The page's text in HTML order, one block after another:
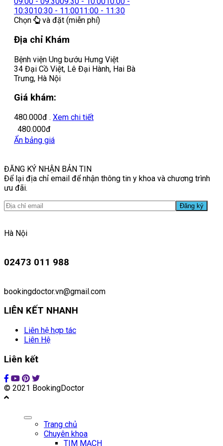
10:3010:30 - 11:0011:00 - 11:30
Chọn
và đặt (miễn phí)
Địa chỉ Khám
Bệnh viện Ung bướu Hưng Việt
34 Đại Cồ Việt, Lê Đại Hành, Hai Bà
Trưng, Hà Nội
Giá khám:
480.000đ . Xem chi tiết
480.000đ
Ẩn bảng giá
ĐĂNG KÝ NHẬN BẢN TIN
Để lại địa chỉ email để nhận thông tin y khoa và chương trình
ưu đãi.
Hà Nội
02473 011 988
bookingdoctor.vn@gmail.com
LIÊN KẾT NHANH
Liên hệ hợp tác
Liên Hệ
Liên kết
© 2021 BookingDoctor
Trang chủ
Chuyên khoa
TIM MẠCH